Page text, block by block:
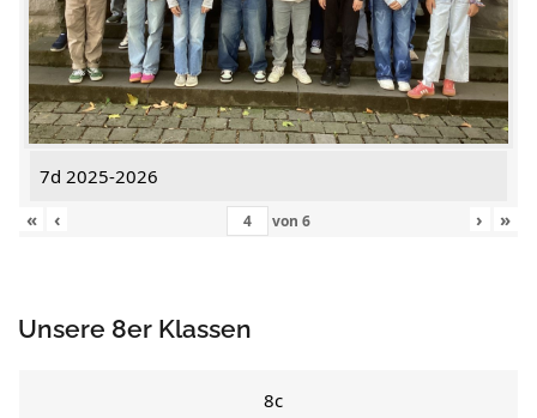
7d 2025-2026
«
‹ von 6 › »
Unsere 8er Klassen
8c